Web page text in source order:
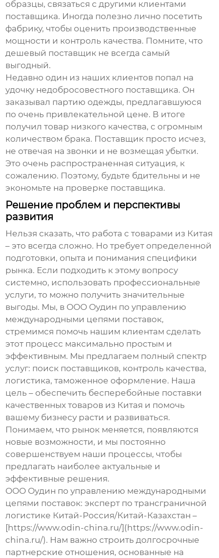
образцы, связаться с другими клиентами
поставщика. Иногда полезно лично посетить
фабрику, чтобы оценить производственные
мощности и контроль качества. Помните, что
дешевый поставщик не всегда самый
выгодный.
Недавно один из наших клиентов попал на
удочку недобросовестного поставщика. Он
заказывал партию одежды, предлагавшуюся
по очень привлекательной цене. В итоге
получил товар низкого качества, с огромным
количеством брака. Поставщик просто исчез,
не отвечая на звонки и не возмещая убытки.
Это очень распространенная ситуация, к
сожалению. Поэтому, будьте бдительны и не
экономьте на проверке поставщика.
Решение проблем и перспективы
развития
Нельзя сказать, что работа стоварами из Китая
– это всегда сложно. Но требует определенной
подготовки, опыта и понимания специфики
рынка. Если подходить к этому вопросу
системно, использовать профессиональные
услуги, то можно получить значительные
выгоды. Мы, в ООО Оудин по управлению
международными цепями поставок,
стремимся помочь нашим клиентам сделать
этот процесс максимально простым и
эффективным. Мы предлагаем полный спектр
услуг: поиск поставщиков, контроль качества,
логистика, таможенное оформление. Наша
цель – обеспечить бесперебойные поставки
качественных товаров из Китая и помочь
вашему бизнесу расти и развиваться.
Понимаем, что рынок меняется, появляются
новые возможности, и мы постоянно
совершенствуем наши процессы, чтобы
предлагать наиболее актуальные и
эффективные решения.
ООО Оудин по управлению международными
цепями поставок: эксперт по трансграничной
логистике Китай-Россия/Китай-Казахстан –
[https://www.odin-china.ru/](https://www.odin-
china.ru/). Нам важно строить долгосрочные
партнерские отношения, основанные на